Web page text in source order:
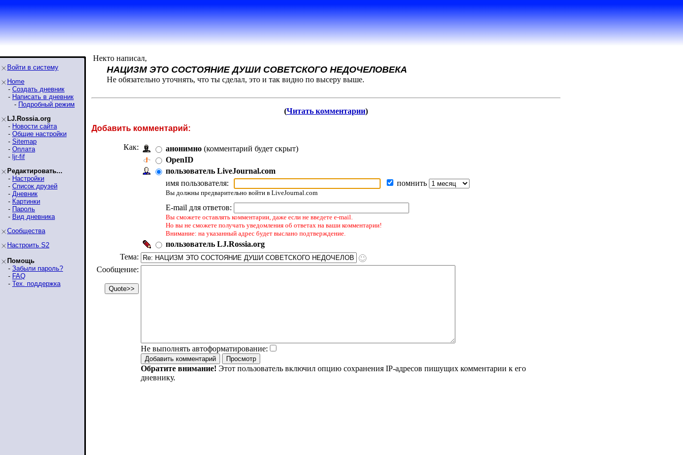
Войти в систему
Home
- Создать дневник
- Написать в дневник
- Подробный режим
LJ.Rossia.org
- Новости сайта
- Общие настройки
- Sitemap
- Оплата
- ljr-fif
Редактировать...
- Настройки
- Список друзей
- Дневник
- Картинки
- Пароль
- Вид дневника
Сообщества
Настроить S2
Помощь
- Забыли пароль?
- FAQ
- Тех. поддержка
Некто написал,
НАЦИЗМ ЭТО СОСТОЯНИЕ ДУШИ СОВЕТСКОГО НЕДОЧЕЛОВЕКА
Не обязательно уточнять, что ты сделал, это и так видно по высеру выше.
(Читать комментарии)
Добавить комментарий:
Как: анонимно (комментарий будет скрыт)
OpenID
пользователь LiveJournal.com
имя пользователя:
помнить
Вы должны предварительно войти в LiveJournal.com
E-mail для ответов:
Вы сможете оставлять комментарии, даже если не введете e-mail.
Но вы не сможете получать уведомления об ответах на ваши комментарии!
Внимание: на указанный адрес будет выслано подтверждение.
пользователь LJ.Rossia.org
Тема:
Сообщение:
Не выполнять автоформатирование:
Обратите внимание! Этот пользователь включил опцию сохранения IP-адресов пишущих комментарии к его
дневнику.